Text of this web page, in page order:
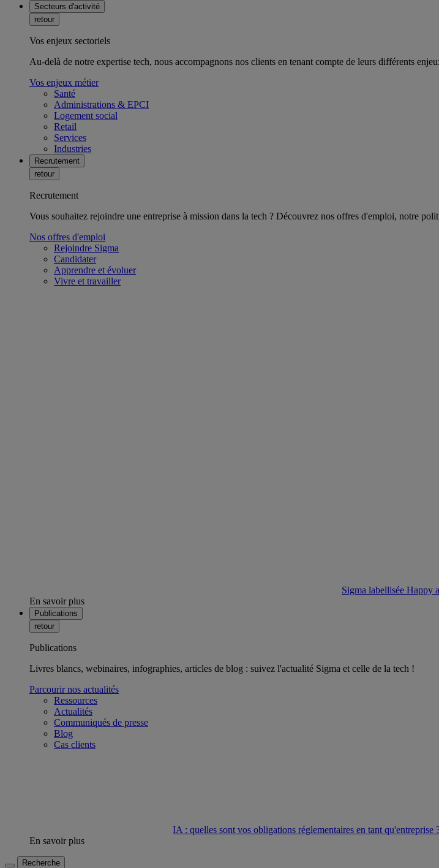
Secteurs d'activité
retour
Vos enjeux sectoriels
Au-delà de notre expertise tech, nous accompagnons nos clients en tenant compte de leurs différents
Vos enjeux métier
Santé
Administrations & EPCI
Logement social
Retail
Services
Industries
Recrutement
retour
Recrutement
Vous souhaitez rejoindre une entreprise à mission dans la tech ? Découvrez nos offres d'emploi, notre
Nos offres d'emploi
Rejoindre Sigma
Candidater
Apprendre et évoluer
Vivre et travailler
Sigma labellisée Happy
En savoir plus
Publications
retour
Publications
Livres blancs, webinaires, infographies, articles de blog : suivez l'actualité Sigma et celle de la tech !
Parcourir nos actualités
Ressources
Actualités
Communiqués de presse
Blog
Cas clients
IA : quelles sont vos obligations réglementaires en tant qu'entreprise
En savoir plus
Recherche